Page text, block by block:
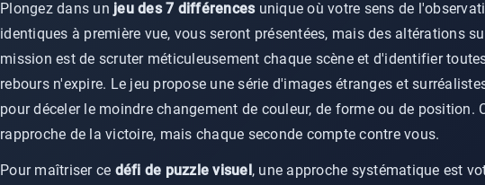
Plongez dans un jeu des 7 différencesunique où votre sens de
identiques à première vue, vous seront présentées, mais des altérations
mission est de scruter méticuleusement chaque scène et d'identifier
rebours n'expire. Le jeu propose une série d'images étranges et
pour déceler le moindre changement de couleur, de forme ou de position.
rapproche de la victoire, mais chaque seconde compte contre vous.
Pour maîtriser ce défi de puzzle visuel, une approche systématique est